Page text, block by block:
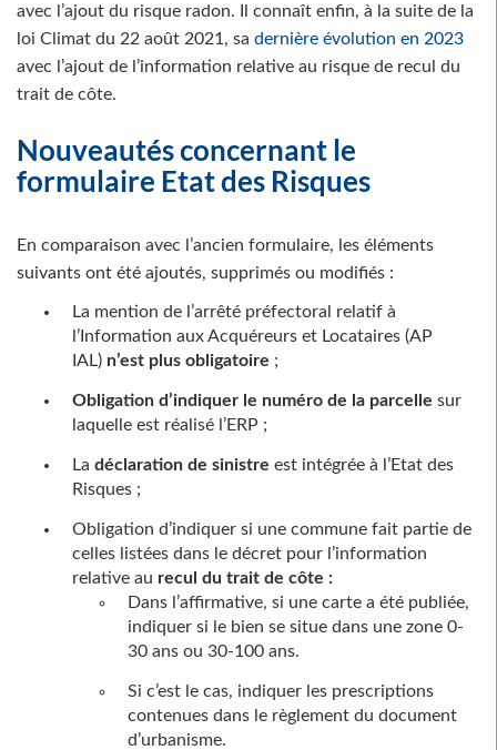
avec l’ajout du risque radon. Il connaît enfin, à la suite de la
loi Climat du 22 août 2021, sa dernière évolution en 2023
avec l’ajout de l’information relative au risque de recul du
trait de côte.
Nouveautés concernant le
formulaire Etat des Risques
En comparaison avec l’ancien formulaire, les éléments
suivants ont été ajoutés, supprimés ou modifiés :
La mention de l’arrêté préfectoral relatif à
l’Information aux Acquéreurs et Locataires (AP
IAL) n’est plus obligatoire ;
Obligation d’indiquer le numéro de la parcelle sur
laquelle est réalisé l’ERP ;
La déclaration de sinistre est intégrée à l’Etat des
Risques ;
Obligation d’indiquer si une commune fait partie de
celles listées dans le décret pour l’information
relative au recul du trait de côte :
Dans l’affirmative, si une carte a été publiée,
indiquer si le bien se situe dans une zone 0-
30 ans ou 30-100 ans.
Si c’est le cas, indiquer les prescriptions
contenues dans le règlement du document
d’urbanisme.